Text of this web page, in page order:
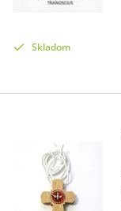
Skladom